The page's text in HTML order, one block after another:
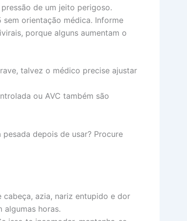
de um jeito perigoso.
orientação médica. Informe
porque alguns aumentam o
talvez o médico precise ajustar
ou AVC também são
depois de usar? Procure
azia, nariz entupido e dor
algumas horas.